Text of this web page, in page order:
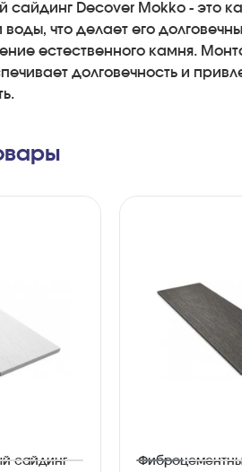
Decover Mokko - это
воды, что делает его
естественного камня.
долговечность и
сайдинг